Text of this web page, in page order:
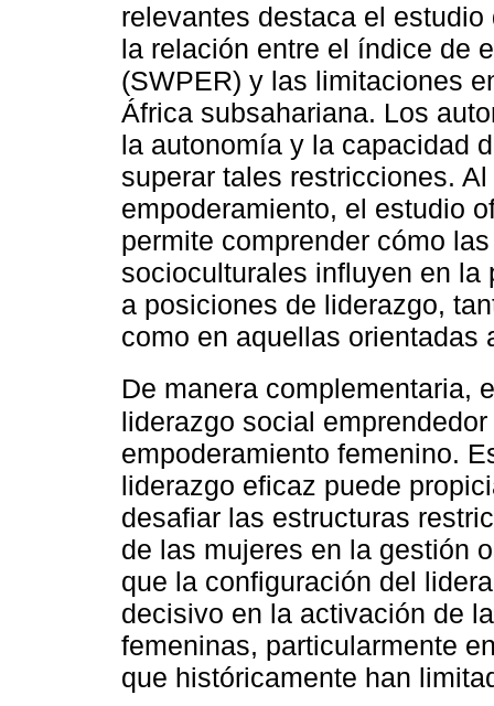
relevantes destaca el
la relación entre el índice de
(SWPER) y las limitaciones
África subsahariana. Los
la autonomía y la capacidad
superar tales restricciones.
empoderamiento, el estudio
permite comprender cómo
socioculturales influyen en
a posiciones de liderazgo,
como en aquellas orientadas
De manera complementaria,
liderazgo social
empoderamiento femenino.
liderazgo eficaz puede
desafiar las estructuras
de las mujeres en la gestión
que la configuración del
decisivo en la activación de
femeninas, particularmente
que históricamente han